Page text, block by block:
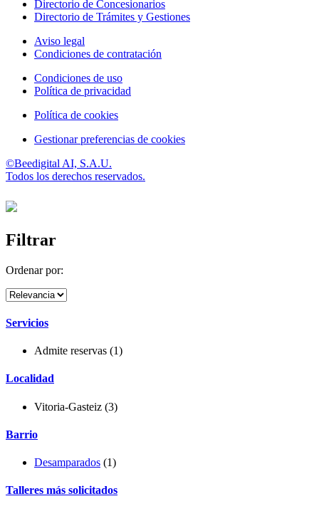
Directorio de Concesionarios
Directorio de Trámites y Gestiones
Aviso legal
Condiciones de contratación
Condiciones de uso
Política de privacidad
Política de cookies
Gestionar preferencias de cookies
©Beedigital AI, S.A.U.
Todos los derechos reservados.
Filtrar
Ordenar por:
Servicios
Admite reservas (1)
Localidad
Vitoria-Gasteiz (3)
Barrio
Desamparados (1)
Talleres más solicitados